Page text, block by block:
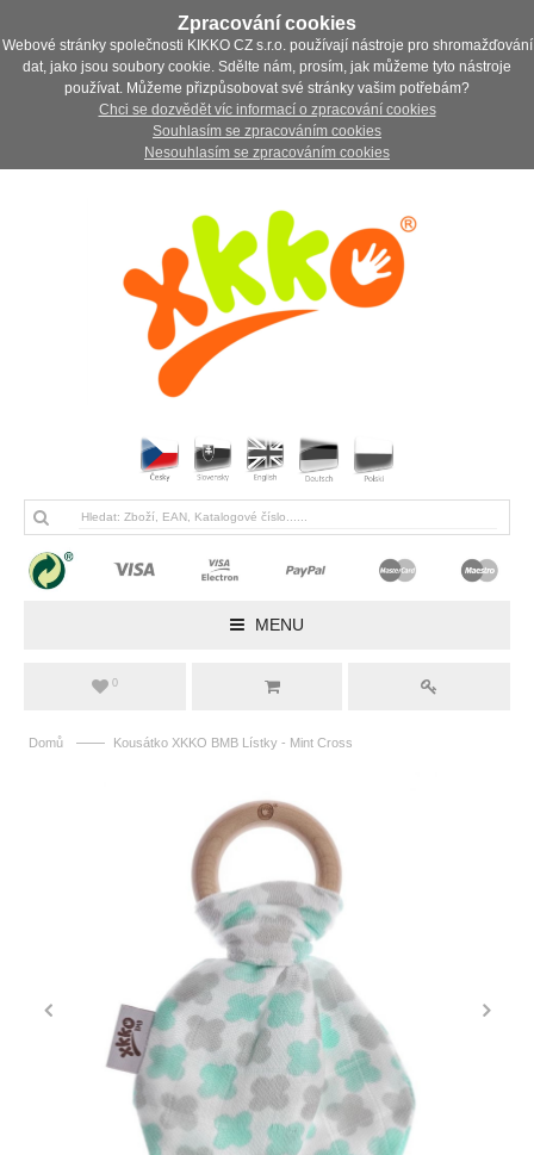
Zpracování cookies
Webové stránky společnosti KIKKO CZ s.r.o. používají nástroje pro shromažďování
dat, jako jsou soubory cookie. Sdělte nám, prosím, jak můžeme tyto nástroje
používat. Můžeme přizpůsobovat své stránky vašim potřebám?
Chci se dozvědět víc informací o zpracování cookies
Souhlasím se zpracováním cookies
Nesouhlasím se zpracováním cookies
MENU
0
Domů —— Kousátko XKKO BMB Lístky - Mint Cross